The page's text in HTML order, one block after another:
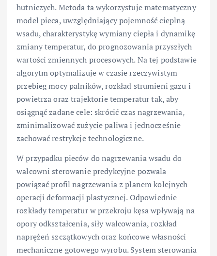
hutniczych. Metoda ta wykorzystuje matematyczny
model pieca, uwzględniający pojemność cieplną
wsadu, charakterystykę wymiany ciepła i dynamikę
zmiany temperatur, do prognozowania przyszłych
wartości zmiennych procesowych. Na tej podstawie
algorytm optymalizuje w czasie rzeczywistym
przebieg mocy palników, rozkład strumieni gazu i
powietrza oraz trajektorie temperatur tak, aby
osiągnąć zadane cele: skrócić czas nagrzewania,
zminimalizować zużycie paliwa i jednocześnie
zachować restrykcje technologiczne.
W przypadku pieców do nagrzewania wsadu do
walcowni sterowanie predykcyjne pozwala
powiązać profil nagrzewania z planem kolejnych
operacji deformacji plastycznej. Odpowiednie
rozkłady temperatur w przekroju kęsa wpływają na
opory odkształcenia, siły walcowania, rozkład
naprężeń szczątkowych oraz końcowe własności
mechaniczne gotowego wyrobu. System sterowania